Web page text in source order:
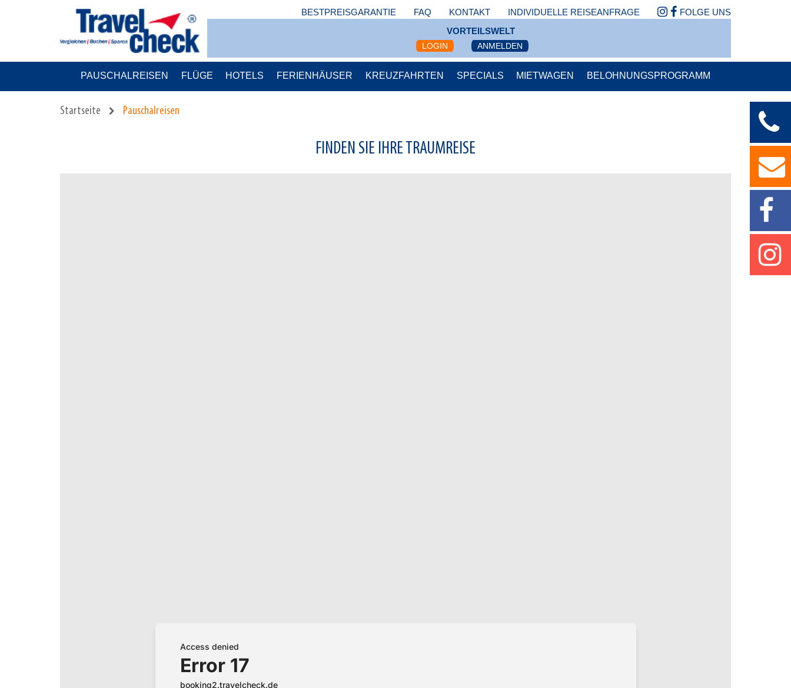
FOLGE UNS
INDIVIDUELLE REISEANFRAGE
KONTAKT
FAQ
BESTPREISGARANTIE
VORTEILSWELT
LOGIN ANMELDEN
PAUSCHALREISEN FLÜGE HOTELS FERIENHÄUSER KREUZFAHRTEN SPECIALS MIETWAGEN BELOHNUNGSPROGRAMM
Startseite Pauschalreisen
FINDEN SIE IHRE TRAUMREISE